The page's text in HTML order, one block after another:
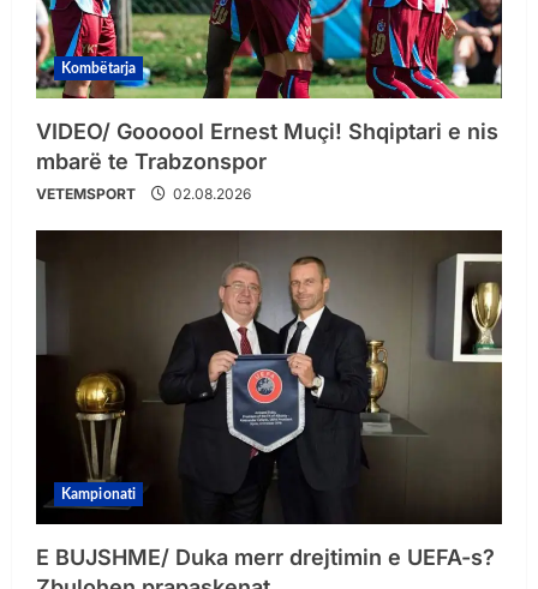
Kombëtarja
VIDEO/ Goooool Ernest Muçi! Shqiptari e nis
mbarë te Trabzonspor
VETEMSPORT 02.08.2026
Kampionati
E BUJSHME/ Duka merr drejtimin e UEFA-s?